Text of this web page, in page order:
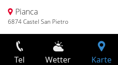
Pianca
6874 Castel San Pietro
Tel Wetter Karte